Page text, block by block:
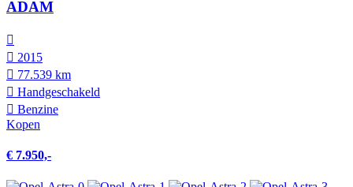
ADAM
2015
77.539 km
Hand­geschakeld
Benzine
Kopen
€ 7.950,-